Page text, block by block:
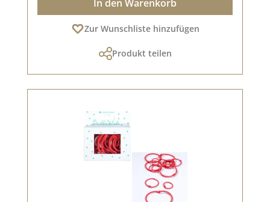
In den Warenkorb
Zur Wunschliste hinzufügen
Produkt teilen